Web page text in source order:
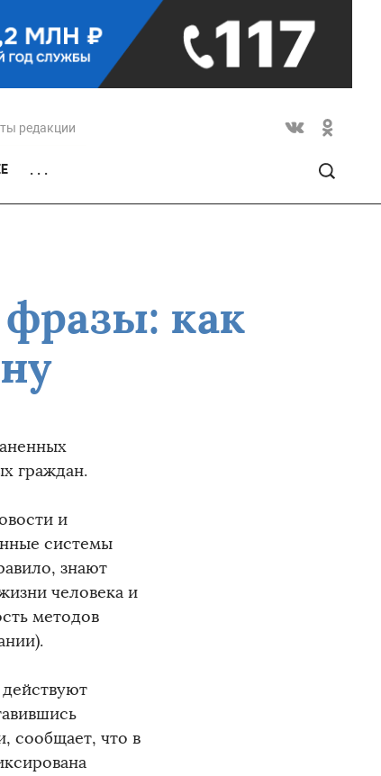
редакции
. . .
как
граждан.
и
системы
знают
человека и
методов
сообщает, что в